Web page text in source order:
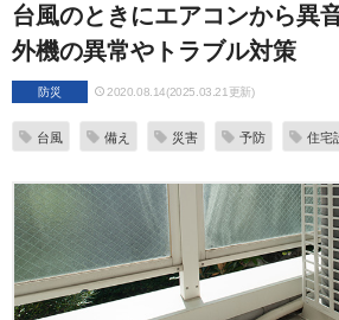
台風のときにエアコンから異
外機の異常やトラブル対策
防災 2020.08.14(2025.03.21更新)
台風 備え 災害 予防 住宅